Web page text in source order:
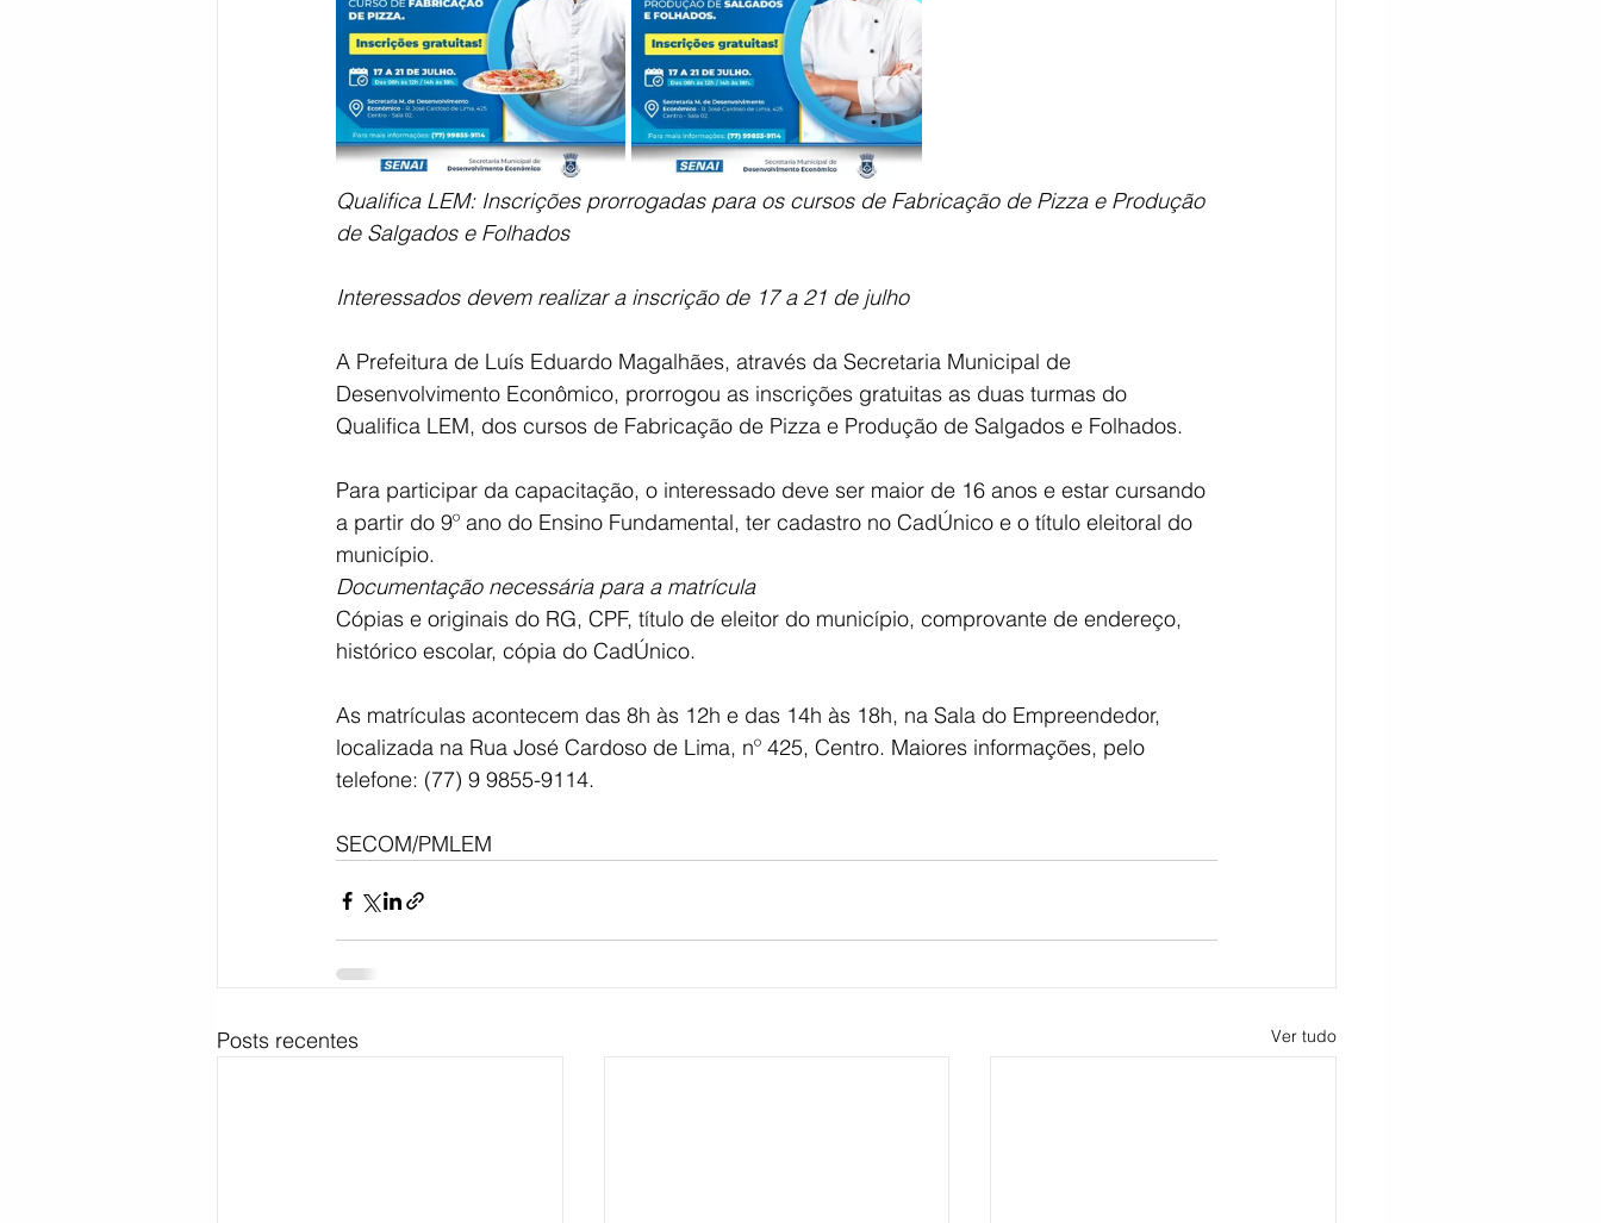
Pedido de renovação Vagas PCD LICENÇA DE OPERAÇÃO Edital - alteração de regime de ben
POLÍTICA AMBIENTAL PEDIDO DE LICENÇA DE IMPLANTAÇÃO LICITAÇÃO
EDUCAÇÃO SAÚDE AGRONEGÓCIO BRASIL CULTURA AVISO DE LICITAÇÃO
Qualifica LEM: Inscrições prorrogadas para os cursos de Fabricação de Pizza e Produção
de Salgados e Folhados
Interessados devem realizar a inscrição de 17 a 21 de julho
A Prefeitura de Luís Eduardo Magalhães, através da Secretaria Municipal de
Desenvolvimento Econômico, prorrogou as inscrições gratuitas as duas turmas do
Qualifica LEM, dos cursos de Fabricação de Pizza e Produção de Salgados e Folhados.
Para participar da capacitação, o interessado deve ser maior de 16 anos e estar cursando
a partir do 9º ano do Ensino Fundamental, ter cadastro no CadÚnico e o título eleitoral do
município.
Documentação necessária para a matrícula
Cópias e originais do RG, CPF, título de eleitor do município, comprovante de endereço,
histórico escolar, cópia do CadÚnico.
As matrículas acontecem das 8h às 12h e das 14h às 18h, na Sala do Empreendedor,
localizada na Rua José Cardoso de Lima, nº 425, Centro. Maiores informações, pelo
telefone: (77) 9 9855-9114.
SECOM/PMLEM
Posts recentes Ver tudo